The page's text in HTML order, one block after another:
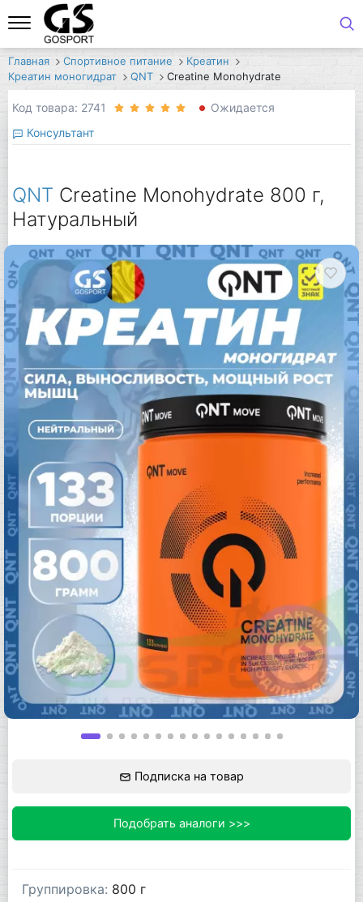
Главная Спортивное питание
Креатин
Креатин моногидрат
QNT Creatine Monohydrate
Код товара: 2741
Ожидается
Консультант
QNT Creatine Monohydrate 800 г,
Натуральный
Подписка на товар
Подобрать аналоги >>>
Группировка: 800 г